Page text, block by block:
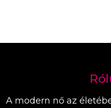
A modern nő az